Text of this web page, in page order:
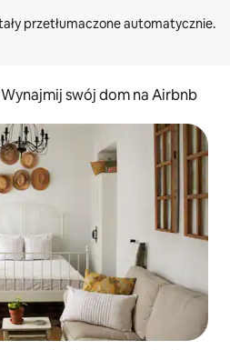
Wynajmij swój dom na Airbnb